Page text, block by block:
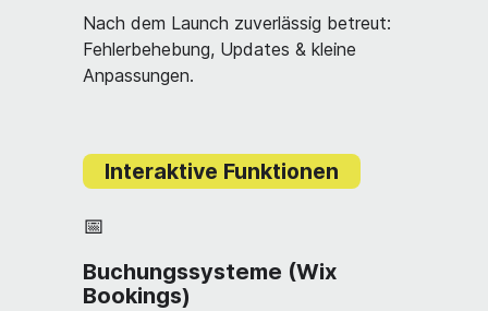
Nach dem Launch zuverlässig betreut:
Fehlerbehebung, Updates & kleine
Anpassungen.
Interaktive Funktionen
📅
Buchungssysteme (Wix
Bookings)